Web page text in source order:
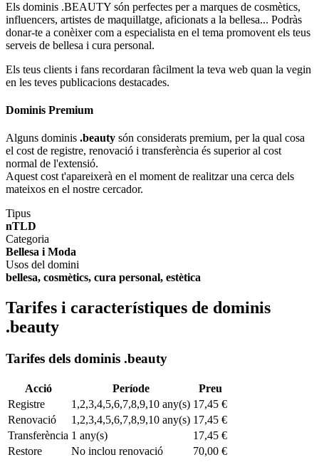
Els dominis .BEAUTY són perfectes per a marques de cosmètics,
influencers, artistes de maquillatge, aficionats a la bellesa... Podràs
donar-te a conèixer com a especialista en el tema promovent els teus
serveis de bellesa i cura personal.
Els teus clients i fans recordaran fàcilment la teva web quan la vegin
en les teves publicacions destacades.
Dominis Premium
Alguns dominis .beauty són considerats premium, per la qual cosa
el cost de registre, renovació i transferència és superior al cost
normal de l'extensió.
Aquest cost t'apareixerà en el moment de realitzar una cerca dels
mateixos en el nostre cercador.
Tipus
nTLD
Categoria
Bellesa i Moda
Usos del domini
bellesa, cosmètics, cura personal, estètica
Tarifes i característiques de dominis
.beauty
Tarifes dels dominis .beauty
Acció Període
Preu
Registre
1,2,3,4,5,6,7,8,9,10 any(s) 17,45 €
Renovació
1,2,3,4,5,6,7,8,9,10 any(s) 17,45 €
Transferència 1 any(s)
17,45 €
Restore
No inclou renovació 70,00 €